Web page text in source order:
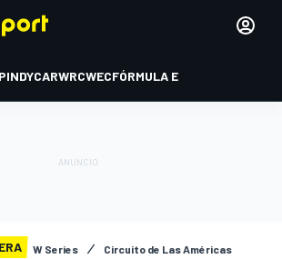
INDYCARWRCWECFÓRMULA E
W Series Circuito de Las Américas